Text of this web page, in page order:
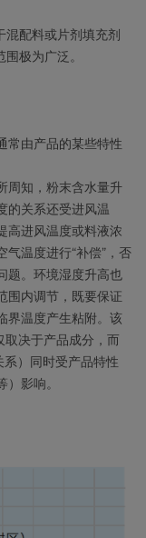
混配料或片剂填充剂
极为广泛。
常由产品的某些特性
周知，粉末含水量升
的关系还受进风温
高进风温度或料液浓
温度进行“补偿”，否
题。环境湿度升高也
围内调节，既要保证
界温度产生粘附。该
取决于产品成分，而
）同时受产品特性
影响。